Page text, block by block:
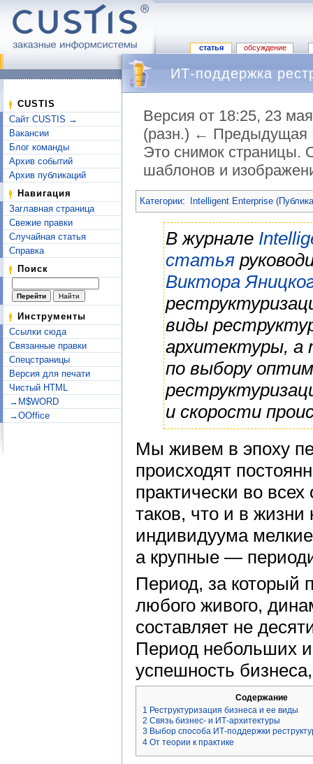
статья обсуждение
CUSTIS
Сайт CUSTIS →
Вакансии
Блог команды
Архив событий
Архив публикаций
Навигация
Заглавная страница
Свежие правки
Случайная статья
Справка
Поиск
Инструменты
Ссылки сюда
Связанные правки
Спецстраницы
Версия для печати
Чистый HTML
→M$WORD
→OOffice
ИТ-поддержка
Версия от 18:25, 23
(разн.) ←
Это снимок страницы.
шаблонов и
Категории: Intelligent Enterprise
В журнале
статья
Виктора
виды
архитектуры, а
по выбору
и скорости
Мы живем в эпоху
происходят
практически во
таков, что и в
индивидуума
а крупные —
Период, за который
любого живого,
составляет не
Период небольших
успешность
Содержание
1 Реструктуризация бизнеса и ее виды
2 Связь бизнес- и ИТ-архитектуры
3 Выбор способа ИТ-поддержки
4 От теории к практике